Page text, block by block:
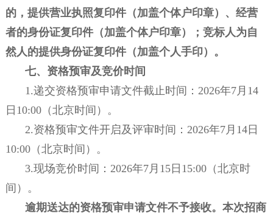
的，提供营业执照复印件（加盖个体户印章）、经营
者的身份证复印件（加盖个体户印章）；竞标人为自
然人的提供身份证复印件（加盖个人手印）。
七、资格预审及竞价时间
1.递交资格预审申请文件截止时间：2026年7月14
日10:00（北京时间）。
2.资格预审文件开启及评审时间：2026年7月14日
10:00（北京时间）。
3.现场竞价时间：2026年7月15日15:00（北京时
间）。
逾期送达的资格预审申请文件不予接收。本次招商